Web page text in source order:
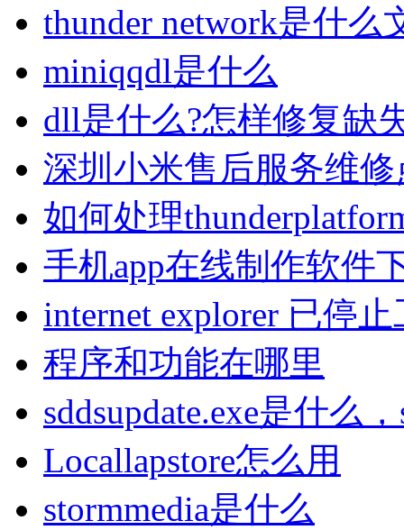
thunder network是什么
miniqqdl是什么
dll是什么?怎样修复缺
深圳小米售后服务维修
如何处理
手机app在线制作软件
internet explorer 已停
程序和功能在哪里
sddsupdate.exe是什么
Locallapstore怎么用
stormmedia是什么